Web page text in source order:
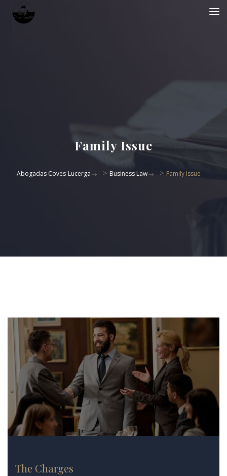
Family Issue
Abogadas Coves-Lucerga > Business Law > Family Issue
The Charges